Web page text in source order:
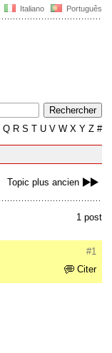
Italiano Português
Q R S T U V W X Y Z #
Topic plus ancien
1 post
#1
Citer